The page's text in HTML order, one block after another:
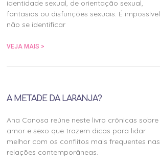
identidade sexual, de orientação sexual,
fantasias ou disfunções sexuais. É impossível
não se identificar
VEJA MAIS >
A METADE DA LARANJA?
Ana Canosa reúne neste livro crônicas sobre
amor e sexo que trazem dicas para lidar
melhor com os conflitos mais frequentes nas
relações contemporâneas.